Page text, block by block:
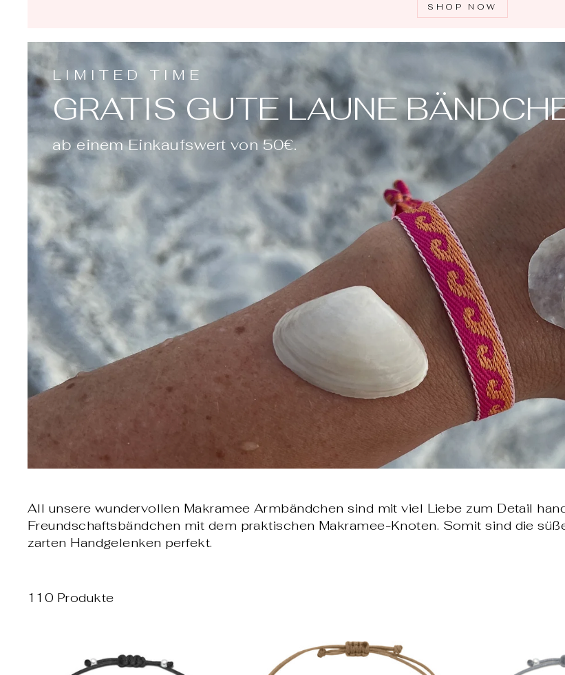
SHOP NOW
LIMITED TIME
GRATIS GUTE LAUNE
ab einem Einkaufswert von 50€.
All unsere wundervollen Makramee Armbändchen sind mit viel Liebe zum Detail
Freundschaftsbändchen mit dem praktischen Makramee-Knoten. Somit sind die
zarten Handgelenken perfekt.
110 Produkte